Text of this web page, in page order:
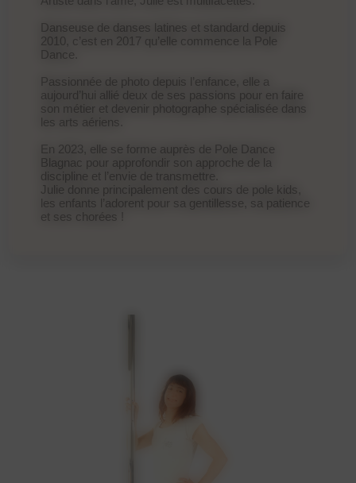
Danseuse de danses latines et standard depuis
2010, c’est en 2017 qu’elle commence la Pole
Dance.
Passionnée de photo depuis l’enfance, elle a
aujourd’hui allié deux de ses passions pour en faire
son métier et devenir photographe spécialisée dans
les arts aériens.
En 2023, elle se forme auprès de Pole Dance
Blagnac pour approfondir son approche de la
discipline et l’envie de transmettre.
Julie donne principalement des cours de pole kids,
les enfants l’adorent pour sa gentillesse, sa patience
et ses chorées !